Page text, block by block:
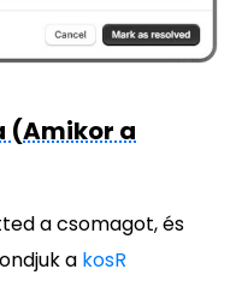
(Amikor a
a csomagot, és
a kosR